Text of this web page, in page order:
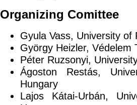
Organizing Comittee
Gyula Vass, University
György Heizler, Védelem
Péter Ruzsonyi,
Ágoston Restás,
Hungary
Lajos Kátai-Urbán,